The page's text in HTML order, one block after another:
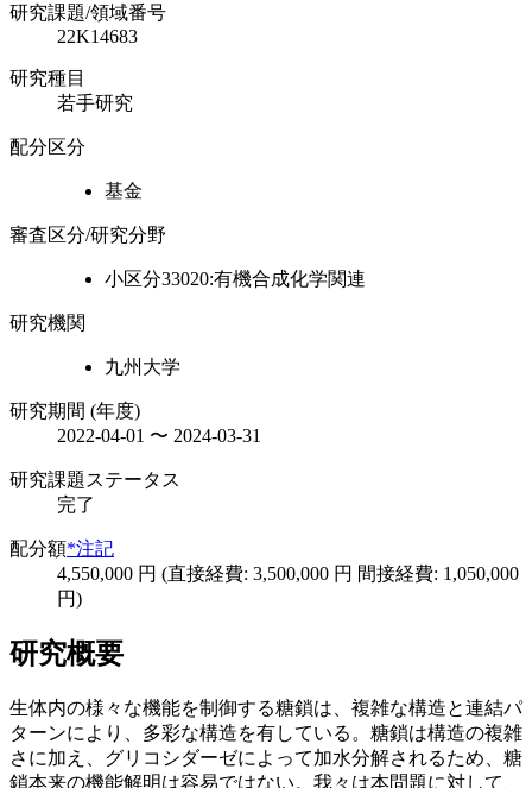
研究課題/領域番号
22K14683
研究種目
若手研究
配分区分
基金
審査区分/研究分野
小区分33020:有機合成化学関連
研究機関
九州大学
研究期間 (年度)
2022-04-01 〜 2024-03-31
研究課題ステータス
完了
配分額*注記
4,550,000 円 (直接経費: 3,500,000 円 間接経費: 1,050,000
円)
研究概要
生体内の様々な機能を制御する糖鎖は、複雑な構造と連結パ
ターンにより、多彩な構造を有している。糖鎖は構造の複雑
さに加え、グリコシダーゼによって加水分解されるため、糖
鎖本来の機能解明は容易ではない。我々は本問題に対して、